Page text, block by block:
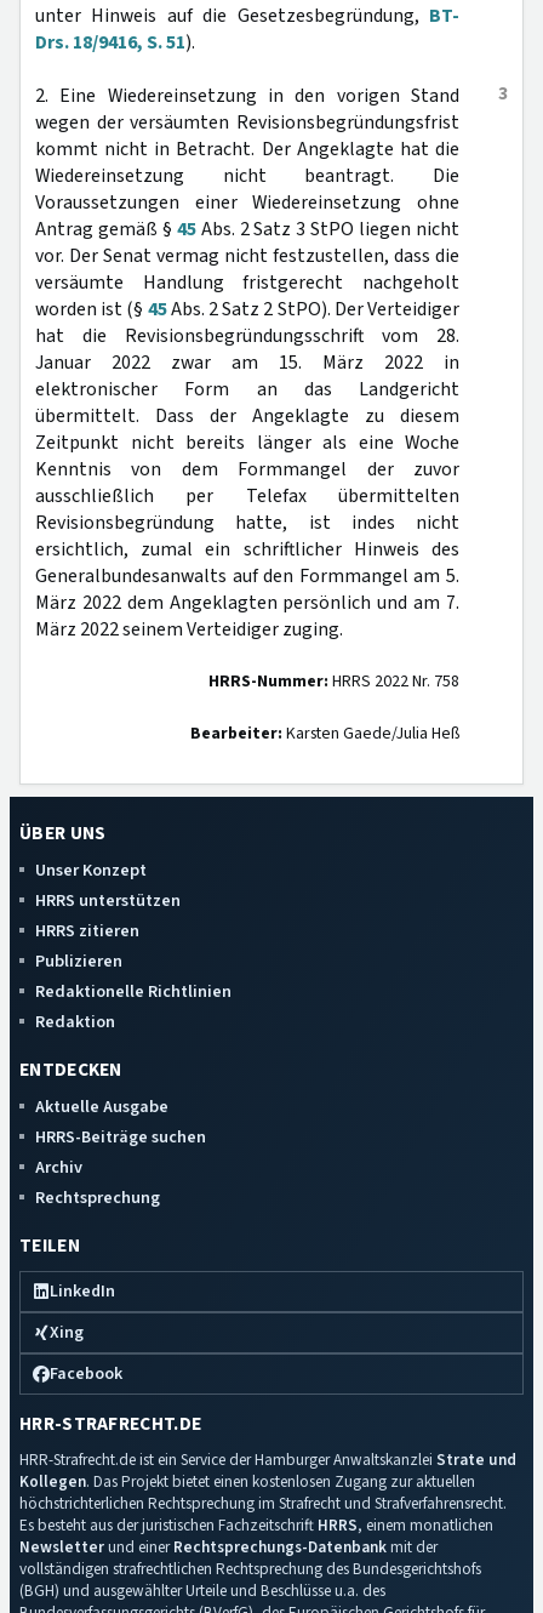
unter Hinweis auf die Gesetzesbegründung, BT-
Drs. 18/9416, S. 51).
3
2. Eine Wiedereinsetzung in den vorigen Stand
wegen der versäumten Revisionsbegründungsfrist
kommt nicht in Betracht. Der Angeklagte hat die
Wiedereinsetzung nicht beantragt. Die
Voraussetzungen einer Wiedereinsetzung ohne
Antrag gemäß § 45Abs. 2 Satz 3 StPO liegen nicht
vor. Der Senat vermag nicht festzustellen, dass die
versäumte Handlung fristgerecht nachgeholt
worden ist (§ 45Abs. 2 Satz 2 StPO). Der Verteidiger
hat die Revisionsbegründungsschrift vom 28.
Januar 2022 zwar am 15. März 2022 in
elektronischer Form an das Landgericht
übermittelt. Dass der Angeklagte zu diesem
Zeitpunkt nicht bereits länger als eine Woche
Kenntnis von dem Formmangel der zuvor
ausschließlich per Telefax übermittelten
Revisionsbegründung hatte, ist indes nicht
ersichtlich, zumal ein schriftlicher Hinweis des
Generalbundesanwalts auf den Formmangel am 5.
März 2022 dem Angeklagten persönlich und am 7.
März 2022 seinem Verteidiger zuging.
HRRS-Nummer: HRRS 2022 Nr. 758
Bearbeiter: Karsten Gaede/Julia Heß
ÜBER UNS
Unser Konzept
HRRS unterstützen
HRRS zitieren
Publizieren
Redaktionelle Richtlinien
Redaktion
ENTDECKEN
Aktuelle Ausgabe
HRRS-Beiträge suchen
Archiv
Rechtsprechung
TEILEN
LinkedIn
Xing
Facebook
HRR-STRAFRECHT.DE
HRR-Strafrecht.de ist ein Service der Hamburger Anwaltskanzlei Strate und
Kollegen. Das Projekt bietet einen kostenlosen Zugang zur aktuellen
höchstrichterlichen Rechtsprechung im Strafrecht und Strafverfahrensrecht.
Es besteht aus der juristischen Fachzeitschrift HRRS, einem monatlichen
Newsletterund einerRechtsprechungs-Datenbankmit der
vollständigen strafrechtlichen Rechtsprechung des Bundesgerichtshofs
(BGH) und ausgewählter Urteile und Beschlüsse u.a. des